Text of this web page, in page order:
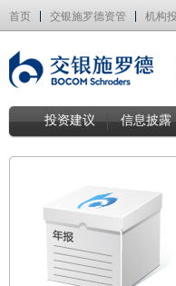
首页 交银施罗德资管 机构
投资建议 信息披露